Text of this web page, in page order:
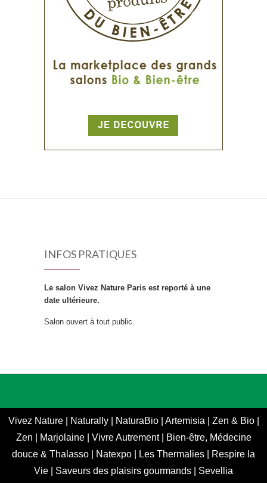
INFOS PRATIQUES
Le salon Vivez Nature Paris est reporté à une
date ultérieure.
Salon ouvert à tout public.
Vivez Nature Naturally NaturaBio Artemisia Zen & Bio
Zen
Marjolaine Vivre Autrement
Bien-être, Médecine
douce & Thalasso
Natexpo Les Thermalies
Respire la
Vie
Saveurs des plaisirs gourmands Sevellia